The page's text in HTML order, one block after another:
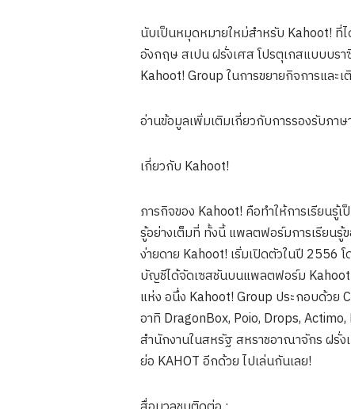
นับเป็นหมุดหมายใหม่สำหรับ Kahoot! ที่
อังกฤษ สเปน ฝรั่งเศส โปรตุเกสแบบบร
Kahoot! Group ในการขยายกิจการและ
อ่านข้อมูลเพิ่มเติมเกี่ยวกับการรองรับภา
เกี่ยวกับ Kahoot!
ภารกิจของ Kahoot! คือทำให้การเรียน
รู้อย่างเต็มที่ ทั้งนี้ แพลตฟอร์มการเรียนรู้
ง่ายดาย Kahoot! เริ่มเปิดตัวในปี 2556
บัญชีได้จัดเซสชันบนแพลตฟอร์ม Kahoot!
แห่ง อนึ่ง Kahoot! Group ประกอบด้วย
อาทิ DragonBox, Poio, Drops,
สำนักงานในสหรัฐ สหราชอาณาจักร ฝรั่
ย่อ KAHOT อีกด้วย ไปเล่นกันเลย!